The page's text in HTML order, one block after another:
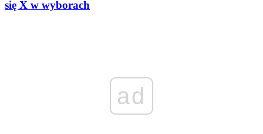
się X w wyborach
ad